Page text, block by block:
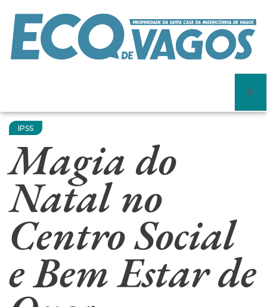
IPSS
Magia do
Natal no
Centro Social
e Bem Estar de